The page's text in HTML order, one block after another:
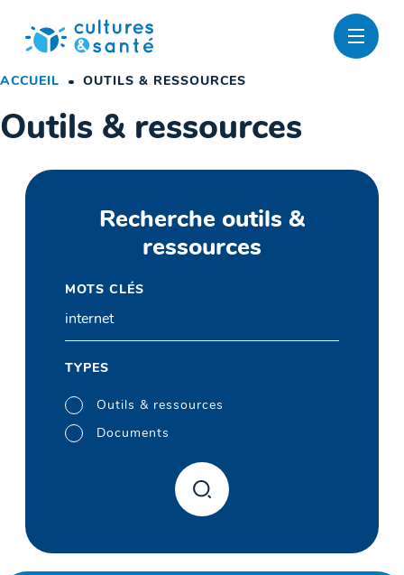
contenu
ACCUEIL OUTILS & RESSOURCES
Outils & ressources
Recherche outils &
ressources
MOTS CLÉS
TYPES
Outils & ressources
Documents